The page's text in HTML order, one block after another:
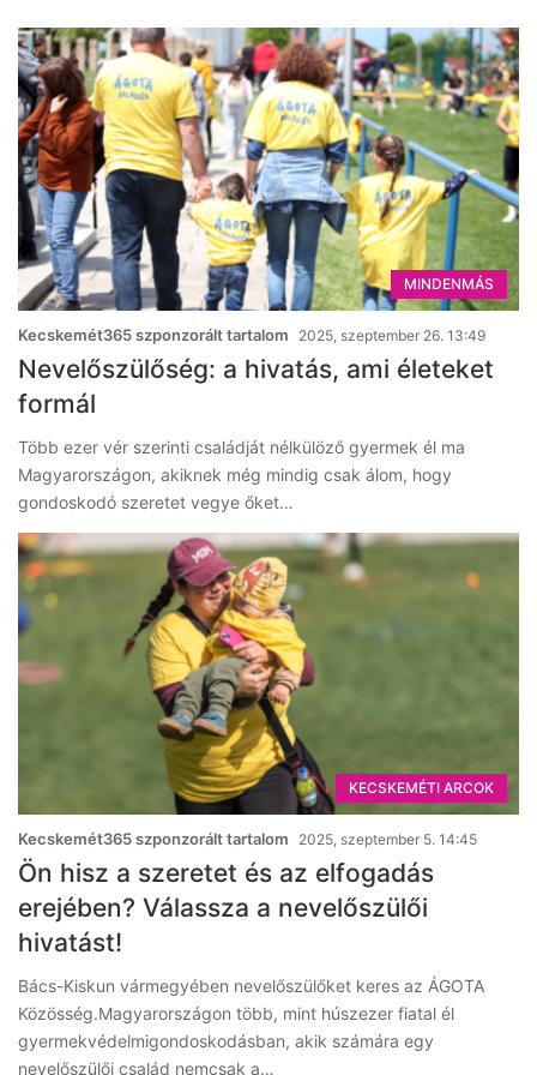
MINDENMÁS
Kecskemét365 szponzorált tartalom 2025, szeptember 26. 13:49
Nevelőszülőség: a hivatás, ami életeket
formál
Több ezer vér szerinti családját nélkülöző gyermek él ma
Magyarországon, akiknek még mindig csak álom, hogy
gondoskodó szeretet vegye őket…
KECSKEMÉTI ARCOK
Kecskemét365 szponzorált tartalom 2025, szeptember 5. 14:45
Ön hisz a szeretet és az elfogadás
erejében? Válassza a nevelőszülői
hivatást!
Bács-Kiskun vármegyében nevelőszülőket keres az ÁGOTA
Közösség.Magyarországon több, mint húszezer fiatal él
gyermekvédelmigondoskodásban, akik számára egy
nevelőszülői család nemcsak a…